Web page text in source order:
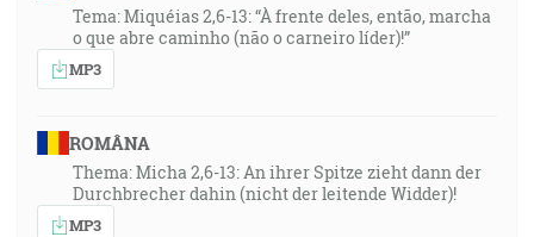
Tema: Miquéias 2,6-13: “À frente deles, então, marcha
o que abre caminho (não o carneiro líder)!”
MP3
ROMÂNA
Thema: Micha 2,6-13: An ihrer Spitze zieht dann der
Durchbrecher dahin (nicht der leitende Widder)!
MP3